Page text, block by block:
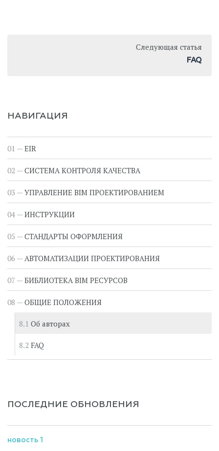
Следующая статья
FAQ
НАВИГАЦИЯ
EIR
СИСТЕМА КОНТРОЛЯ КАЧЕСТВА
УПРАВЛЕНИЕ BIM ПРОЕКТИРОВАНИЕМ
ИНСТРУКЦИИ
СТАНДАРТЫ ОФОРМЛЕНИЯ
АВТОМАТИЗАЦИИ ПРОЕКТИРОВАНИЯ
БИБЛИОТЕКА BIM РЕСУРСОВ
ОБЩИЕ ПОЛОЖЕНИЯ
Об авторах
FAQ
ПОСЛЕДНИЕ ОБНОВЛЕНИЯ
новость 1